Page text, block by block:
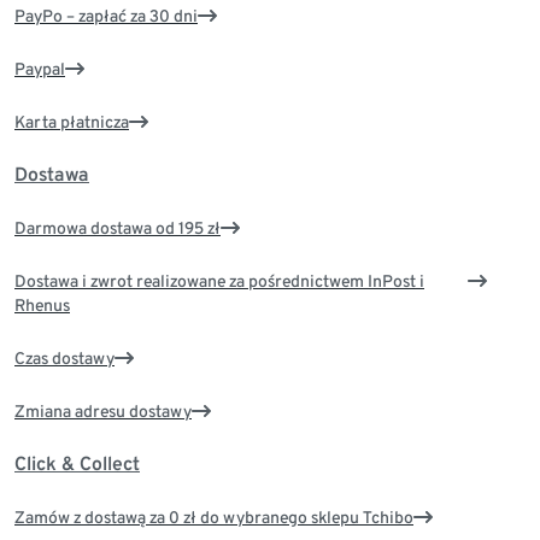
PayPo – zapłać za 30 dni
Paypal
Karta płatnicza
Dostawa
Darmowa dostawa od 195 zł
Dostawa i zwrot realizowane za pośrednictwem InPost i
Rhenus
Czas dostawy
Zmiana adresu dostawy
Click & Collect
Zamów z dostawą za 0 zł do wybranego sklepu Tchibo